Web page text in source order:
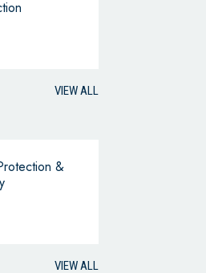
VIEW ALL
&
VIEW ALL